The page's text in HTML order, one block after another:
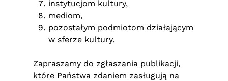
instytucjom kultury,
mediom,
pozostałym podmiotom działającym
w sferze kultury.
Zapraszamy do zgłaszania publikacji,
które Państwa zdaniem zasługują na